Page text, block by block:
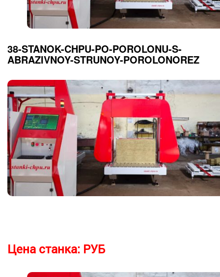
38-STANOK-CHPU-PO-POROLONU-S-
ABRAZIVNOY-STRUNOY-POROLONOREZ
Цена станка: РУБ